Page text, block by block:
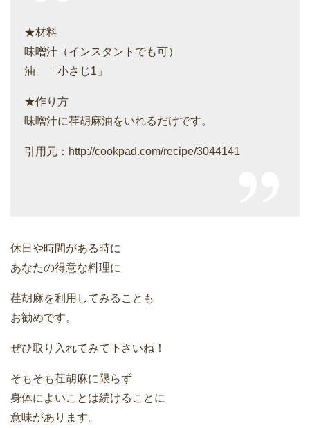
★材料
味噌汁（インスタントでも可）
油 「小さじ1」
★作り方
味噌汁に荏胡麻油をいれるだけです。
引用元：http://cookpad.com/recipe/3044141
休日や時間がある時に
あなたの得意な料理に
荏胡麻を利用してみることも
お勧めです。
ぜひ取り入れてみて下さいね！
そもそも荏胡麻に限らず
身体によいことは続けることに
意味があります。